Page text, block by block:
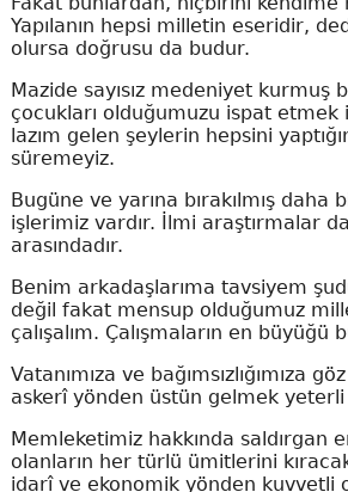
Yapılanın hepsi milletin eseridir,
olursa doğrusu da budur.
Mazide sayısız medeniyet kurmuş
çocukları olduğumuzu ispat etmek
lazım gelen şeylerin hepsini
süremeyiz.
Bugüne ve yarına bırakılmış daha
işlerimiz vardır. İlmi araştırmalar
arasındadır.
Benim arkadaşlarıma tavsiyem
değil fakat mensup olduğumuz
çalışalım. Çalışmaların en büyüğü
Vatanımıza ve bağımsızlığımıza
askerî yönden üstün gelmek
Memleketimiz hakkında saldırgan
olanların her türlü ümitlerini
idarî ve ekonomik yönden